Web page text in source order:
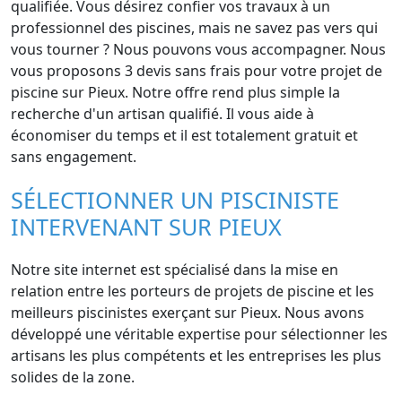
qualifiée. Vous désirez confier vos travaux à un
professionnel des piscines, mais ne savez pas vers qui
vous tourner ? Nous pouvons vous accompagner. Nous
vous proposons 3 devis sans frais pour votre projet de
piscine sur Pieux. Notre offre rend plus simple la
recherche d'un artisan qualifié. Il vous aide à
économiser du temps et il est totalement gratuit et
sans engagement.
SÉLECTIONNER UN PISCINISTE
INTERVENANT SUR PIEUX
Notre site internet est spécialisé dans la mise en
relation entre les porteurs de projets de piscine et les
meilleurs piscinistes exerçant sur Pieux. Nous avons
développé une véritable expertise pour sélectionner les
artisans les plus compétents et les entreprises les plus
solides de la zone.